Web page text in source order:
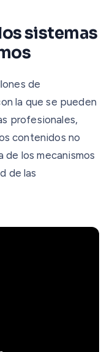
sistemas
de
la que se pueden
profesionales,
contenidos no
de los mecanismos
de las